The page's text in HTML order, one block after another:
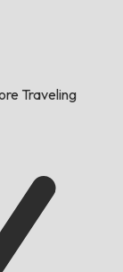
Traveling